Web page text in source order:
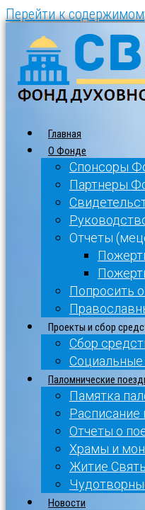
Перейти к
Главная
О Фонде
Спонсоры
Партнеры
Отчеты
Попросить
Проекты и сбор
Сбор
Паломнические
Памятка
Расписание
Отчеты о
Храмы и
Житие
Новости